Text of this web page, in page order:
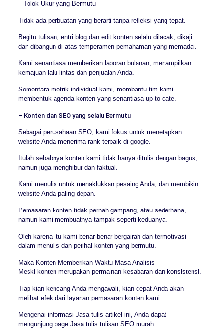
– Tolok Ukur yang Bermutu
Tidak ada perbuatan yang berarti tanpa refleksi yang tepat.
Begitu tulisan, entri blog dan edit konten selalu dilacak, dikaji,
dan dibangun di atas temperamen pemahaman yang memadai.
Kami senantiasa memberikan laporan bulanan, menampilkan
kemajuan lalu lintas dan penjualan Anda.
Sementara metrik individual kami, membantu tim kami
membentuk agenda konten yang senantiasa up-to-date.
– Konten dan SEO yang selalu Bermutu
Sebagai perusahaan SEO, kami fokus untuk menetapkan
website Anda menerima rank terbaik di google.
Itulah sebabnya konten kami tidak hanya ditulis dengan bagus,
namun juga menghibur dan faktual.
Kami menulis untuk menaklukkan pesaing Anda, dan membikin
website Anda paling depan.
Pemasaran konten tidak pernah gampang, atau sederhana,
namun kami membuatnya tampak seperti keduanya.
Oleh karena itu kami benar-benar bergairah dan termotivasi
dalam menulis dan perihal konten yang bermutu.
Maka Konten Memberikan Waktu Masa Analisis
Meski konten merupakan permainan kesabaran dan konsistensi.
Tiap kian kencang Anda mengawali, kian cepat Anda akan
melihat efek dari layanan pemasaran konten kami.
Mengenai informasi Jasa tulis artikel ini, Anda dapat
mengunjung page Jasa tulis tulisan SEO murah.